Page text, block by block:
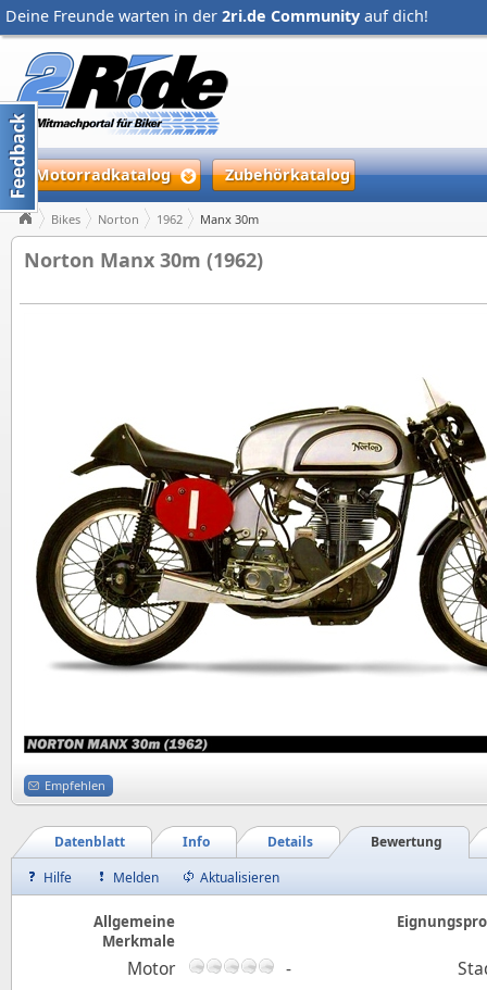
Deine Freunde warten in der 2ri.de Community auf dich!
Motorradkatalog Zubehörkatalog
Bikes Norton 1962 Manx 30m
Norton Manx 30m (1962)
Empfehlen
Bewertung
Details
Info
Datenblatt
Hilfe
Melden Aktualisieren
Allgemeine
Merkmale
Motor
-